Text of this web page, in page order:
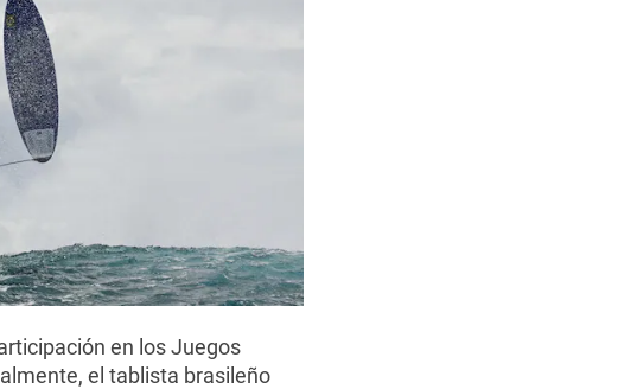
en los Juegos
el tablista brasileño